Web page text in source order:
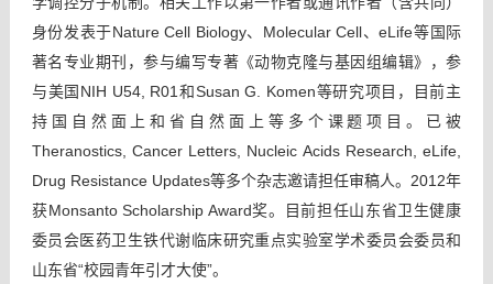
身份发表于Nature Cell Biology、 Molecular Cell、eLife等国际
著名专业期刊，参与编写专著《动物克隆与基因组编辑》，参
与美国 NIH U54, R01 和Susan G. Komen等研究项目，目前主
持国自然面上和省自然面上等多个课题项目。已被
Theranostics, Cancer Letters, Nucleic Acids Research, eLife,
Drug Resistance Updates等多个杂志邀请担任审稿人。 2012年
获Monsanto Scholarship Award奖。目前担任山东省卫生健康
委员会医药卫生铁代谢临床研究重点实验室学术委员会委员和
山东省“校园青年引才大使”。